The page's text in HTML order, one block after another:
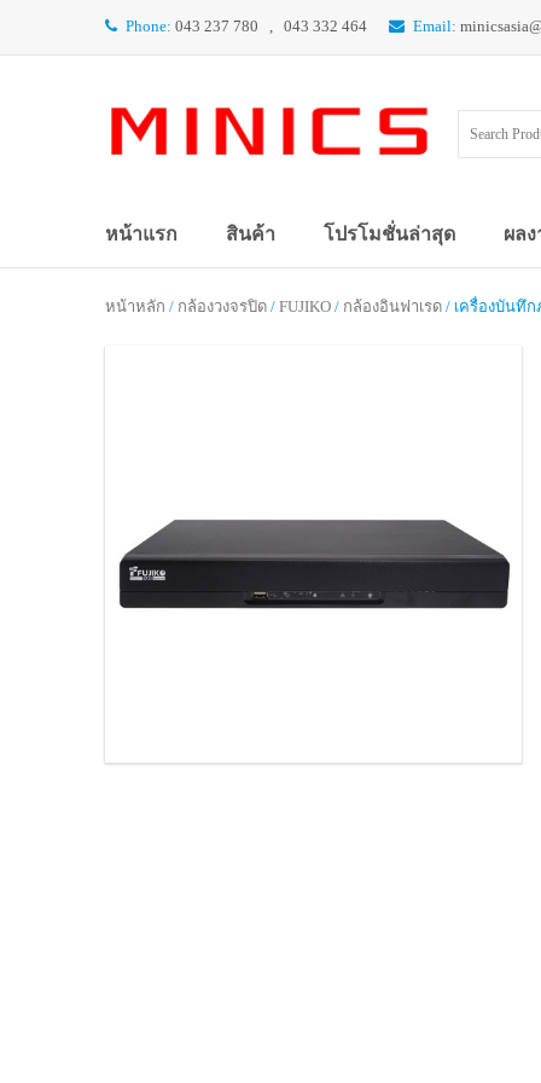
Phone: 043 237 780 , 043 332 464 Email:
หน้าแรก สินค้า โปรโมชั่นล่าสุด ผล
หน้าหลัก / กล้องวงจรปิด / FUJIKO / กล้องอินฟาเรด / เครื่องบันทึก